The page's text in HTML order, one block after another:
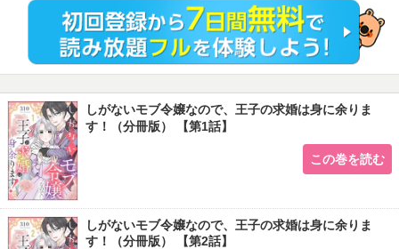
ただのモブではあるけど、小悪魔系の侯爵令息と策士眼鏡の公爵令息、
そしてクールでちょっと天然な第二王子（最推し）の仲良し3人組を近くで見ら
れるので幸せ！
悪役令嬢やヒロインにも出会えてウキウキしていたら、ひょんなことから王子に
興味を持たれてしまい…？
んです――!!
※この作品は『PRIMO Vol.23』に収録されています。重複購入にご注意下さ
い。
しがないモブ令嬢なので、王子の求婚は身に余りま
す！（分冊版） 【第1話】
この巻を読む
しがないモブ令嬢なので、王子の求婚は身に余りま
す！（分冊版） 【第2話】